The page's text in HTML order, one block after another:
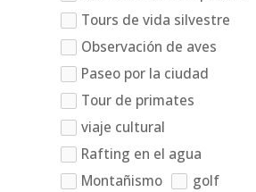
Tours de vida silvestre
Observación de aves
Paseo por la ciudad
Tour de primates
viaje cultural
Rafting en el agua
Montañismo
golf